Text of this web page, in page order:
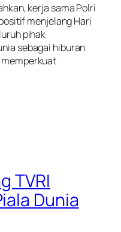
kerja sama Polri
menjelang Hari
pihak
sebagai hiburan
TVRI
Dunia